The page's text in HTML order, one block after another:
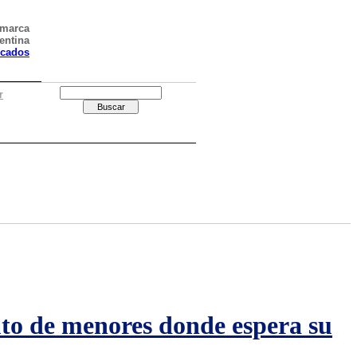
de menores donde espera su